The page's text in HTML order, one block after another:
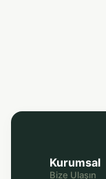
Kurumsal
Bize Ulaşın